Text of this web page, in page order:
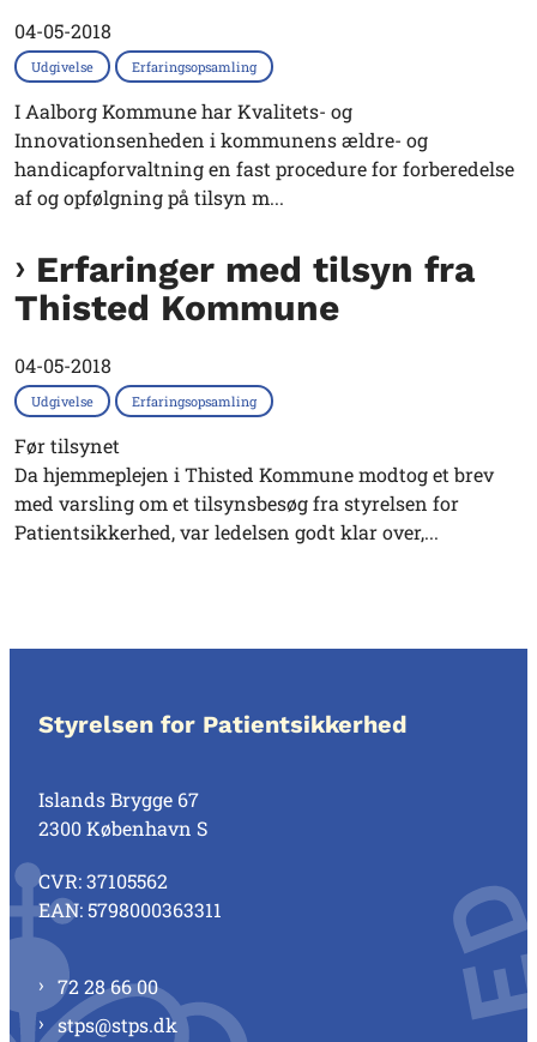
04-05-2018
Udgivelse Erfaringsopsamling
I Aalborg Kommune har Kvalitets- og
Innovationsenheden i kommunens ældre- og
handicapforvaltning en fast procedure for forberedelse
af og opfølgning på tilsyn m...
Erfaringer med tilsyn fra
Thisted Kommune
04-05-2018
Udgivelse Erfaringsopsamling
Før tilsynet
Da hjemmeplejen i Thisted Kommune modtog et brev
med varsling om et tilsynsbesøg fra styrelsen for
Patientsikkerhed, var ledelsen godt klar over,...
Styrelsen for Patientsikkerhed
Islands Brygge 67
2300 København S
CVR: 37105562
EAN: 5798000363311
72 28 66 00
stps@stps.dk